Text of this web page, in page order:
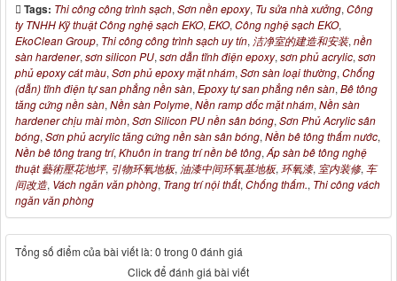
Tags: Thi công công trình sạch, Sơn nền epoxy, Tu sửa nhà xưởng, Công
ty TNHH Kỹ thuật Công nghệ sạch EKO, EKO, Công nghệ sạch EKO,
EkoClean Group, Thi công công trình sạch uy tín, 洁净室的建造和安装, nền
sàn hardener, sơn silicon PU, sơn dẫn tĩnh điện epoxy, sơn phủ acrylic, sơn
phủ epoxy cát màu, Sơn phủ epoxy mặt nhám, Sơn sàn loại thường, Chống
(dẫn) tĩnh điện tự san phẳng nền sàn, Epoxy tự san phẳng nên sàn, Bê tông
tăng cứng nền sàn, Nền sàn Polyme, Nền ramp dốc mặt nhám, Nền sàn
hardener chịu mài mòn, Sơn Silicon PU nền sân bóng, Sơn Phủ Acrylic sân
bóng, Sơn phủ acrylic tăng cứng nền sàn sân bóng, Nền bê tông thấm nước,
Nền bê tông trang trí, Khuôn in trang trí nền bê tông, Áp sàn bê tông nghệ
thuật 藝術壓花地坪, 引物环氧地板, 油漆中间环氧基地板, 环氧漆, 室内装修, 车
间改造, Vách ngăn văn phòng, Trang trí nội thất, Chống thấm., Thi công vách
ngăn văn phòng
Tổng số điểm của bài viết là: 0 trong 0 đánh giá
Click để đánh giá bài viết